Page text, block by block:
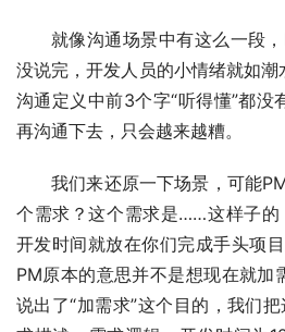
就像沟通场景中有这么一段
没说完，开发人员的小情绪就如
沟通定义中前3个字“听得懂”都没
再沟通下去，只会越来越糟。
我们来还原一下场景，可能
个需求？这个需求是……这样子的
开发时间就放在你们完成手头项
PM原本的意思并不是想现在就加
说出了“加需求”这个目的，我们